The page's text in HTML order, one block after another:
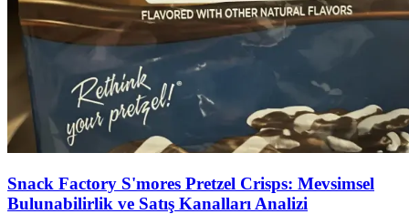
Snack Factory S'mores Pretzel Crisps: Mevsimsel
Bulunabilirlik ve Satış Kanalları Analizi